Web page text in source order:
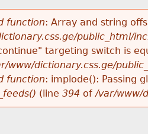
function: Array and string
public_html/
targeting switch is
www/dictionary.css.ge/
function: implode(): Passing
(line 394 of/var/www/